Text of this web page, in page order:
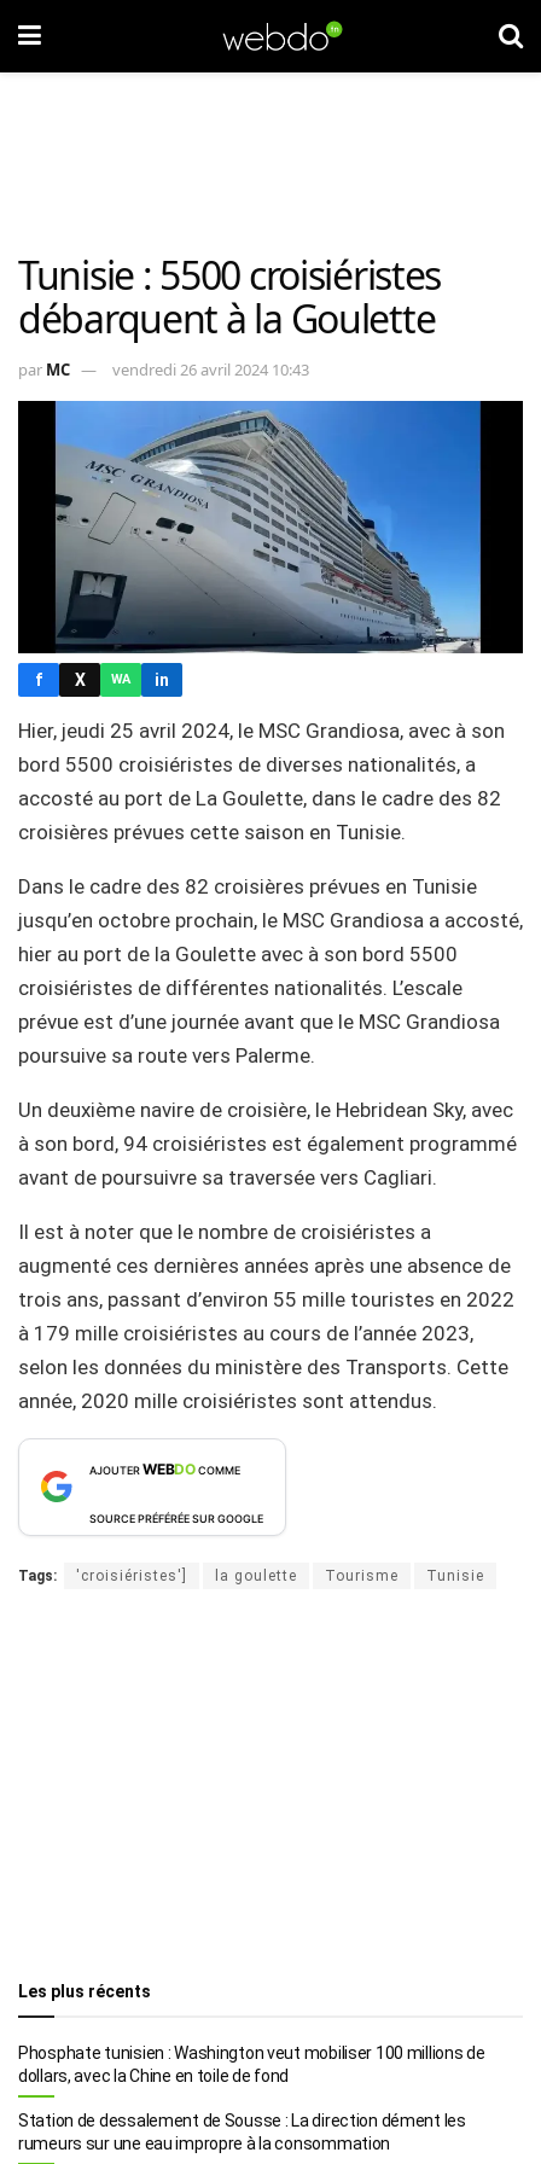
Tunisie : 5500 croisiéristes
débarquent à la Goulette
par MC vendredi 26 avril 2024 10:43
f X WA in
Hier, jeudi 25 avril 2024, le MSC Grandiosa, avec à son
bord 5500 croisiéristes de diverses nationalités, a
accosté au port de La Goulette, dans le cadre des 82
croisières prévues cette saison en Tunisie.
Dans le cadre des 82 croisières prévues en Tunisie
jusqu’en octobre prochain, le MSC Grandiosa a accosté,
hier au port de la Goulette avec à son bord 5500
croisiéristes de différentes nationalités. L’escale
prévue est d’une journée avant que le MSC Grandiosa
poursuive sa route vers Palerme.
Un deuxième navire de croisière, le Hebridean Sky, avec
à son bord, 94 croisiéristes est également programmé
avant de poursuivre sa traversée vers Cagliari.
Il est à noter que le nombre de croisiéristes a
augmenté ces dernières années après une absence de
trois ans, passant d’environ 55 mille touristes en 2022
à 179 mille croisiéristes au cours de l’année 2023,
selon les données du ministère des Transports. Cette
année, 2020 mille croisiéristes sont attendus.
AJOUTERWEBDOCOMME
SOURCE PRÉFÉRÉE SUR GOOGLE
Tags: 'croisiéristes'] la goulette Tourisme Tunisie
Les plus récents
Phosphate tunisien : Washington veut mobiliser 100 millions de
dollars, avec la Chine en toile de fond
Station de dessalement de Sousse : La direction dément les
rumeurs sur une eau impropre à la consommation